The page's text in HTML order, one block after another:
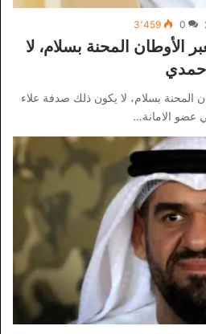
0 3٬459
الأوطان المحنة بسلام، لا
حمدي
المحنة بسلام، لا يكون ذلك صدفة علاء
عضو الامانة…